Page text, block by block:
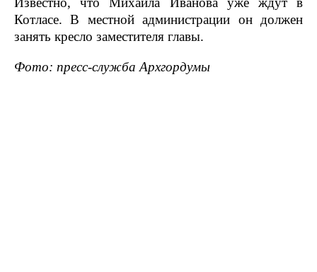
Котласе. В местной администрации он должен
занять кресло заместителя главы.
Фото: пресс-служба Архгордумы